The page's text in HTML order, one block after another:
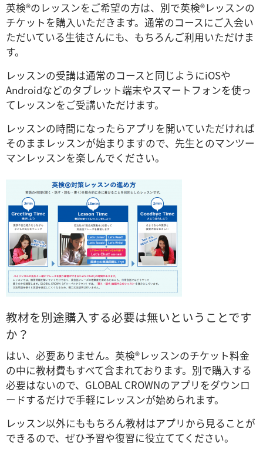
英検®のレッスンをご希望の方は、別で英検®レッスンの
チケットを購入いただきます。通常のコースにご入会い
ただいている生徒さんにも、もちろんご利用いただけま
す。
レッスンの受講は通常のコースと同じようにiOSや
Androidなどのタブレット端末やスマートフォンを使っ
てレッスンをご受講いただけます。
レッスンの時間になったらアプリを開いていただければ
そのままレッスンが始まりますので、先生とのマンツー
マンレッスンを楽しんでください。
教材を別途購入する必要は無いということです
か？
はい、必要ありません。英検®レッスンのチケット料金
の中に教材費もすべて含まれております。別で購入する
必要はないので、GLOBAL CROWNのアプリをダウンロ
ードするだけで手軽にレッスンが始められます。
レッスン以外にももちろん教材はアプリから見ることが
できるので、ぜひ予習や復習に役立ててください。